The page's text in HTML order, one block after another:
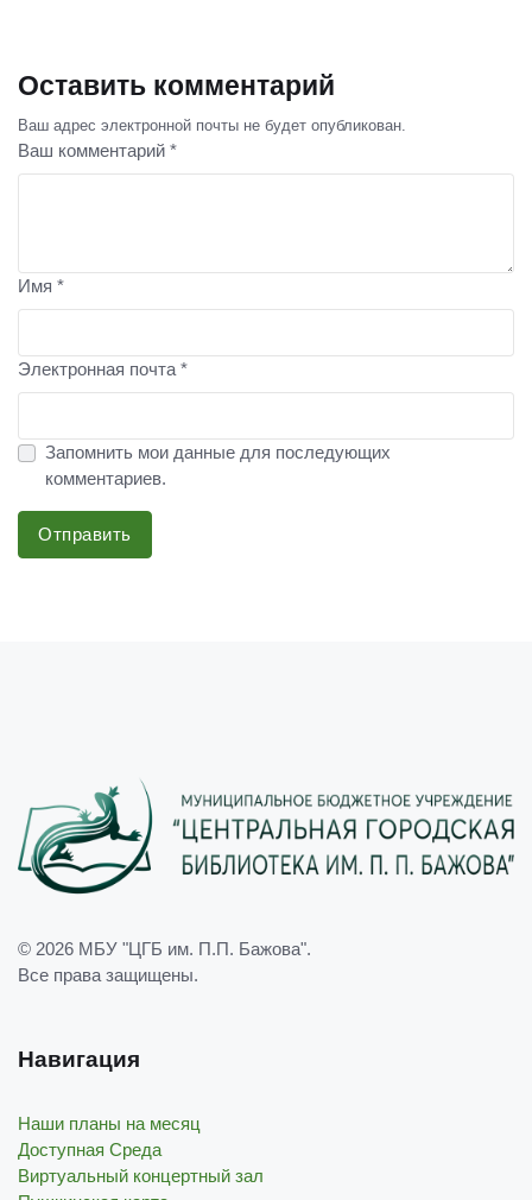
Оставить комментарий
Ваш адрес электронной почты не будет опубликован.
Ваш комментарий *
Имя *
Электронная почта *
Запомнить мои данные для последующих
комментариев.
Отправить
© 2026 МБУ "ЦГБ им. П.П. Бажова".
Все права защищены.
Навигация
Наши планы на месяц
Доступная Среда
Виртуальный концертный зал